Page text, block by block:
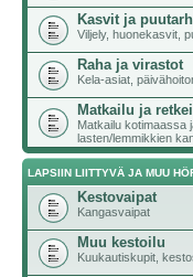
Kasvit ja
Viljely, huonekasvit,
Raha ja virastot
Kela-asiat,
Matkailu ja
Matkailu kotimaassa
lasten/lemmikkien
LAPSIIN LIITTYVÄ JA MUU
Kestovaipat
Kangasvaipat
Muu kestoilu
Kuukautiskupit,